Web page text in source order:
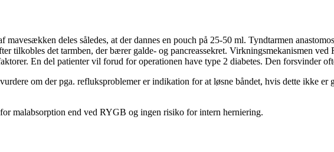
deles således, at der dannes en pouch på 25-50 ml. Tyndtarmen
tilkobles det tarmben, der bærer galde- og pancreassekret. Virkningsmekanismen
En del patienter vil forud for operationen have type 2 diabetes. Den forsvinder
om der pga. refluksproblemer er indikation for at løsne båndet, hvis dette ikke
malabsorption end ved RYGB og ingen risiko for intern herniering.